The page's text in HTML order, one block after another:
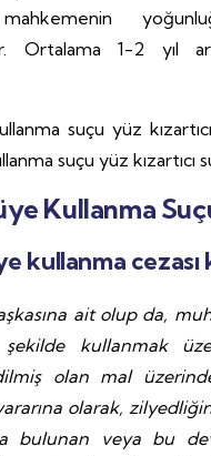
Ortalama 1-2 yıl
suçu yüz
suçu yüz kızartıcı
Kullanma
kullanma cezası
ait olup da,
kullanmak
olan mal
olarak,
bulunan veya bu